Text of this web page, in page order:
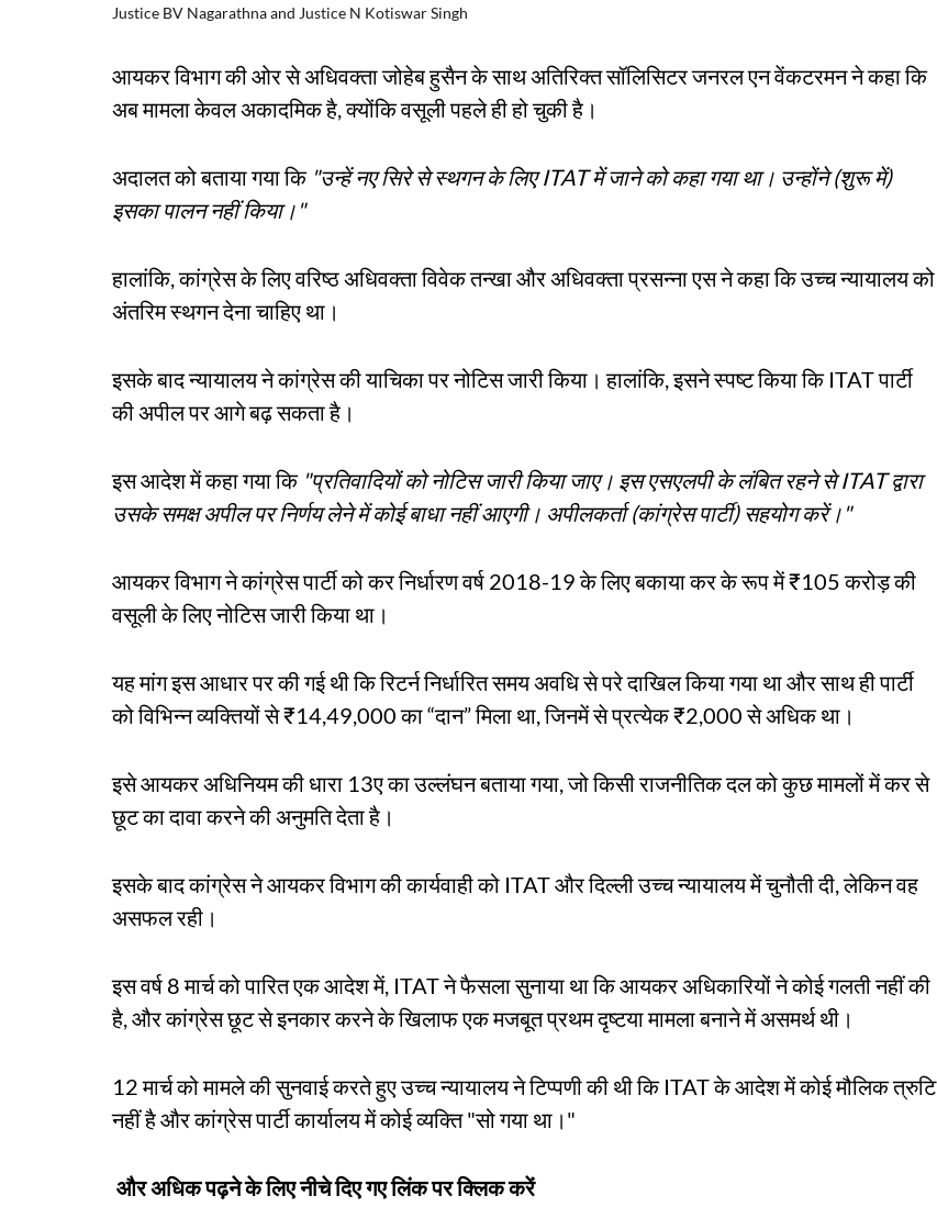
Justice BV Nagarathna and Justice N Kotiswar Singh
आयकर विभाग की ओर से अधिवक्ता जोहेब हुसैन के साथ अतिरिक्त सॉलिसिटर जनरल एन वेंकटरमन ने कहा कि
अब मामला केवल अकादमिक है, क्योंकि वसूली पहले ही हो चुकी है।
अदालत को बताया गया कि "उन्हें नए सिरे से स्थगन के लिए ITAT में जाने को कहा गया था। उन्होंने (शुरू में)
इसका पालन नहीं किया।"
हालांकि, कांग्रेस के लिए वरिष्ठ अधिवक्ता विवेक तन्खा और अधिवक्ता प्रसन्ना एस ने कहा कि उच्च न्यायालय को
अंतरिम स्थगन देना चाहिए था।
इसके बाद न्यायालय ने कांग्रेस की याचिका पर नोटिस जारी किया। हालांकि, इसने स्पष्ट किया कि ITAT पार्टी
की अपील पर आगे बढ़ सकता है।
इस आदेश में कहा गया कि "प्रतिवादियों को नोटिस जारी किया जाए। इस एसएलपी के लंबित रहने से ITAT द्वारा
उसके समक्ष अपील पर निर्णय लेने में कोई बाधा नहीं आएगी। अपीलकर्ता (कांग्रेस पार्टी) सहयोग करें।"
आयकर विभाग ने कांग्रेस पार्टी को कर निर्धारण वर्ष 2018-19 के लिए बकाया कर के रूप में ₹105 करोड़ की
वसूली के लिए नोटिस जारी किया था।
यह मांग इस आधार पर की गई थी कि रिटर्न निर्धारित समय अवधि से परे दाखिल किया गया था और साथ ही पार्टी
को विभिन्न व्यक्तियों से ₹14,49,000 का “दान” मिला था, जिनमें से प्रत्येक ₹2,000 से अधिक था।
इसे आयकर अधिनियम की धारा 13ए का उल्लंघन बताया गया, जो किसी राजनीतिक दल को कुछ मामलों में कर से
छूट का दावा करने की अनुमति देता है।
इसके बाद कांग्रेस ने आयकर विभाग की कार्यवाही को ITAT और दिल्ली उच्च न्यायालय में चुनौती दी, लेकिन वह
असफल रही।
इस वर्ष 8 मार्च को पारित एक आदेश में, ITAT ने फैसला सुनाया था कि आयकर अधिकारियों ने कोई गलती नहीं की
है, और कांग्रेस छूट से इनकार करने के खिलाफ एक मजबूत प्रथम दृष्टया मामला बनाने में असमर्थ थी।
12 मार्च को मामले की सुनवाई करते हुए उच्च न्यायालय ने टिप्पणी की थी कि ITAT के आदेश में कोई मौलिक त्रुटि
नहीं है और कांग्रेस पार्टी कार्यालय में कोई व्यक्ति "सो गया था।"
और अधिक पढ़ने के लिए नीचे दिए गए लिंक पर क्लिक करें